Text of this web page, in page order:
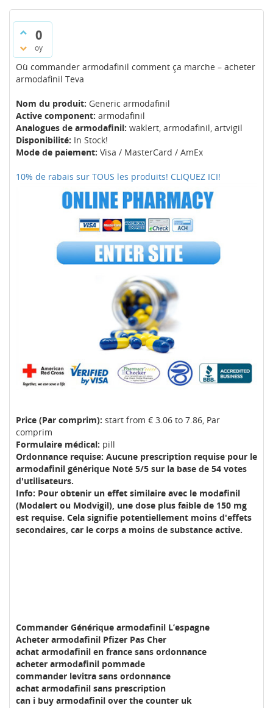
0
oy
Où commander armodafinil comment ça marche – acheter
armodafinil Teva
Nom du produit: Generic armodafinil
Active component: armodafinil
Analogues de armodafinil: waklert, armodafinil, artvigil
Disponibilité: In Stock!
Mode de paiement: Visa / MasterCard / AmEx
10% de rabais sur TOUS les produits! CLIQUEZ ICI!
Price (Par comprim): start from € 3.06 to 7.86, Par
comprim
Formulaire médical: pill
Ordonnance requise: Aucune prescription requise pour le
armodafinil générique Noté 5/5 sur la base de 54 votes
d'utilisateurs.
Info: Pour obtenir un effet similaire avec le modafinil
(Modalert ou Modvigil), une dose plus faible de 150 mg
est requise. Cela signifie potentiellement moins d'effets
secondaires, car le corps a moins de substance active.
Commander Générique armodafinil L’espagne
Acheter armodafinil Pfizer Pas Cher
achat armodafinil en france sans ordonnance
acheter armodafinil pommade
commander levitra sans ordonnance
achat armodafinil sans prescription
can i buy armodafinil over the counter uk